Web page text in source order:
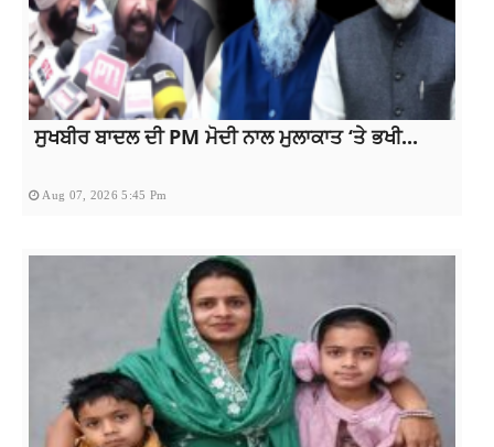
ਸੁਖਬੀਰ ਬਾਦਲ ਦੀ PM ਮੋਦੀ ਨਾਲ ਮੁਲਾਕਾਤ ‘ਤੇ ਭਖੀ...
Aug 07, 2026 5:45 Pm